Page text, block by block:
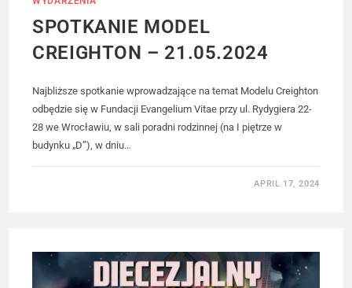
SPOTKANIE MODEL
CREIGHTON – 21.05.2024
Najbliższe spotkanie wprowadzające na temat Modelu Creighton
odbędzie się w Fundacji Evangelium Vitae przy ul. Rydygiera 22-
28 we Wrocławiu, w sali poradni rodzinnej (na I piętrze w
budynku „D”), w dniu…
APRIL 17, 2024